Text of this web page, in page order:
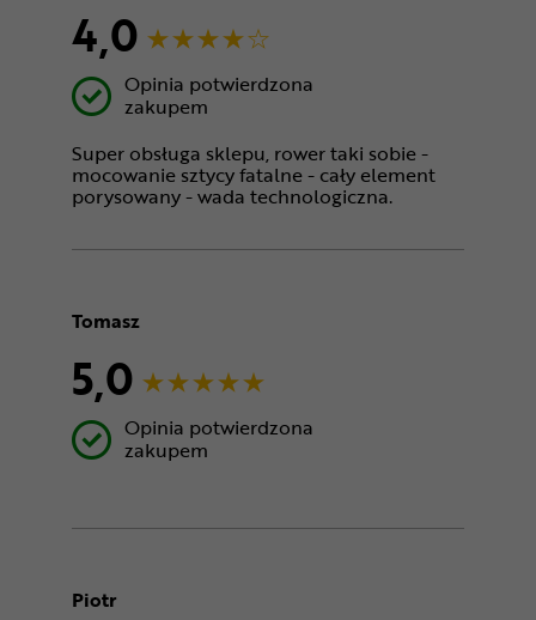
4,0
Opinia potwierdzona
zakupem
Super obsługa sklepu, rower taki sobie -
mocowanie sztycy fatalne - cały element
porysowany - wada technologiczna.
Tomasz
5,0
Opinia potwierdzona
zakupem
Piotr